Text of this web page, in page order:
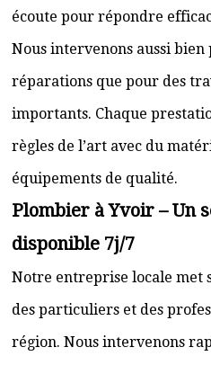
écoute pour répondre
Nous intervenons aussi
réparations que pour des
importants. Chaque
règles de l’art avec du
équipements de qualité.
Plombier à Yvoir – Un
disponible 7j/7
Notre entreprise locale met
des particuliers et des
région. Nous intervenons